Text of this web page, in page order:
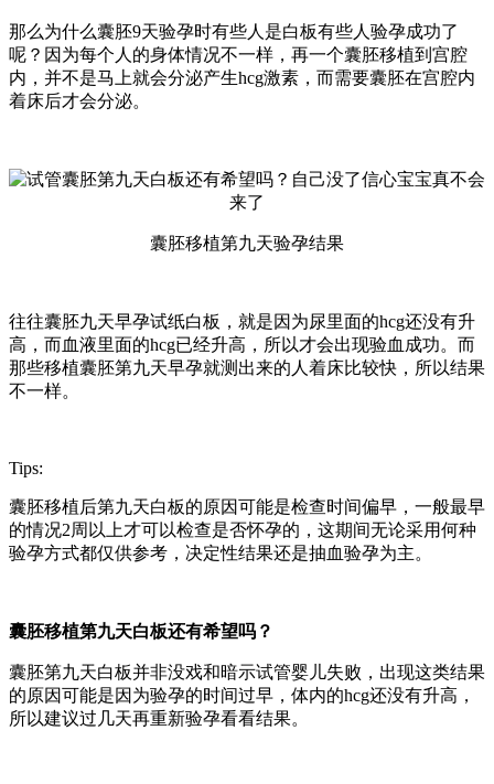
那么为什么囊胚9天验孕时有些人是白板有些人验孕成功了
呢？因为每个人的身体情况不一样，再一个囊胚移植到宫腔
内，并不是马上就会分泌产生hcg激素，而需要囊胚在宫腔内
着床后才会分泌。
囊胚移植第九天验孕结果
往往囊胚九天早孕试纸白板，就是因为尿里面的hcg还没有升
高，而血液里面的hcg已经升高，所以才会出现验血成功。而
那些移植囊胚第九天早孕就测出来的人着床比较快，所以结果
不一样。
Tips:
囊胚移植后第九天白板的原因可能是检查时间偏早，一般最早
的情况2周以上才可以检查是否怀孕的，这期间无论采用何种
验孕方式都仅供参考，决定性结果还是抽血验孕为主。
囊胚移植第九天白板还有希望吗？
囊胚第九天白板并非没戏和暗示试管婴儿失败，出现这类结果
的原因可能是因为验孕的时间过早，体内的hcg还没有升高，
所以建议过几天再重新验孕看看结果。